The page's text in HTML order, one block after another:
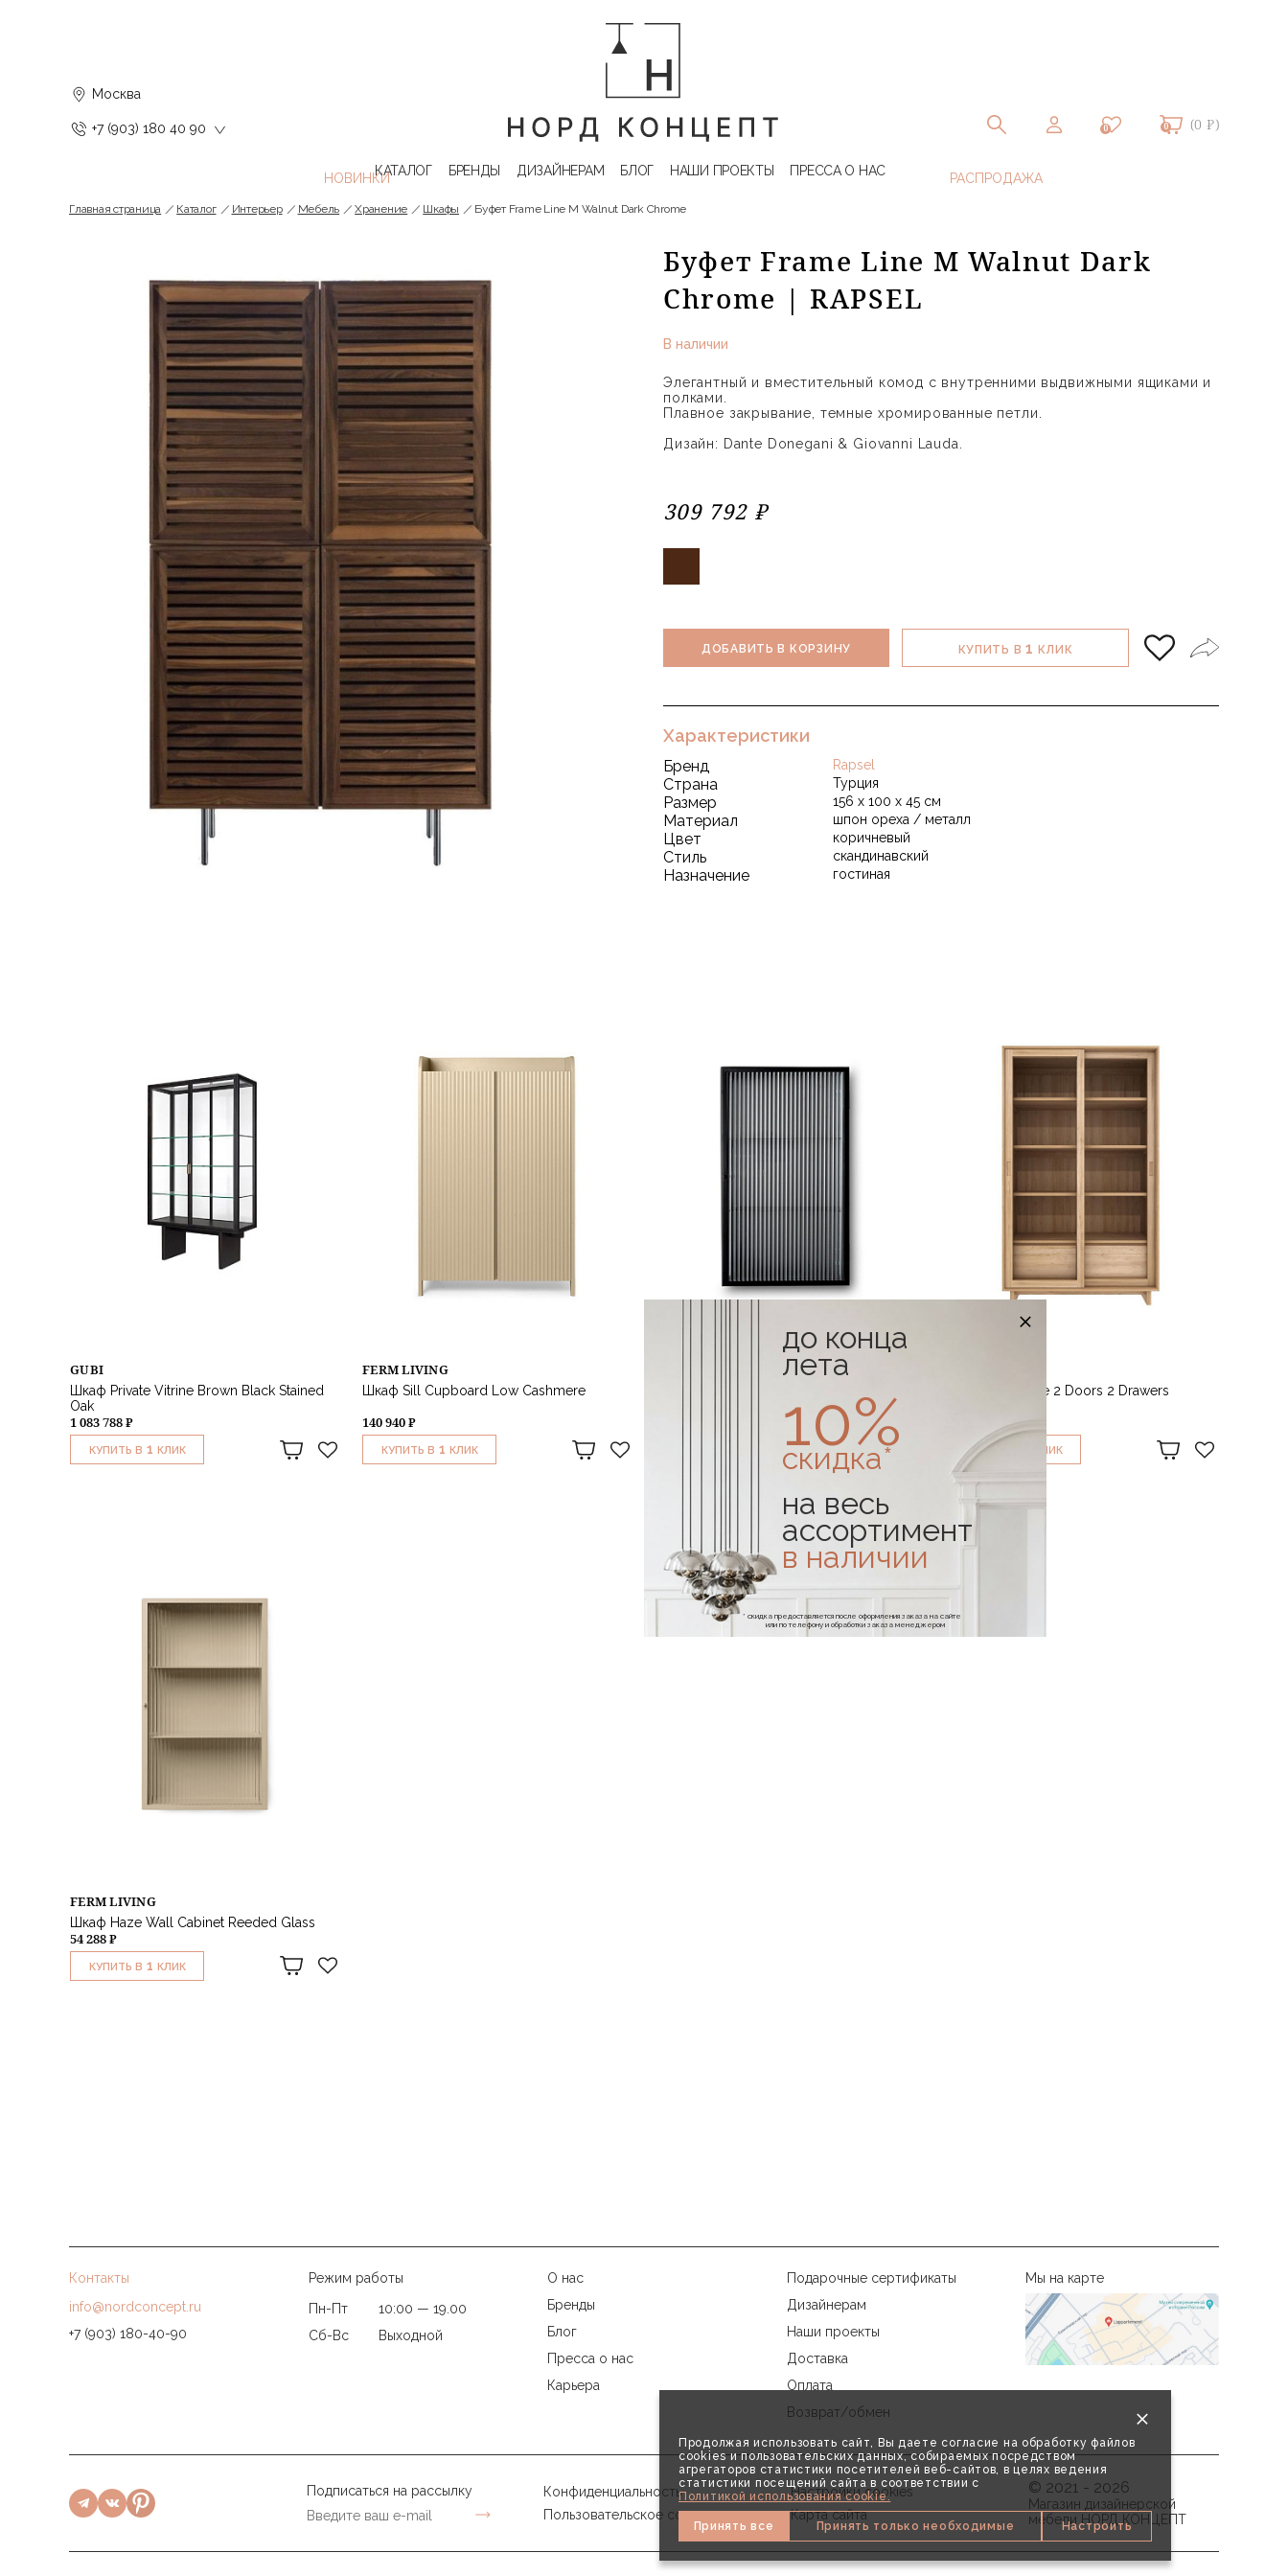
Продолжая использовать сайт, Вы даете согласие на обработку файлов
cookies и пользовательских данных, собираемых посредством
агрегаторов статистики посетителей веб-сайтов, в целях ведения
статистики посещений сайта в соответствии с
Политикой использования cookie.
Принять все Принять только необходимые Настроить
Москва
+7 (903) 180 40 90 0 0 (0 ₽)
КАТАЛОГ БРЕНДЫ ДИЗАЙНЕРАМ БЛОГ НАШИ ПРОЕКТЫ ПРЕССА О НАС
Главная страница Каталог Интерьер Мебель Хранение Шкафы Буфет Frame Line M Walnut Dark Chrome
Буфет Frame Line M Walnut Dark
Chrome | RAPSEL
В наличии
Элегантный и вместительный комод с внутренними выдвижными ящиками и
полками.
Плавное закрывание, темные хромированные петли.
Дизайн: Dante Donegani & Giovanni Lauda.
309 792 ₽
ДОБАВИТЬ В КОРЗИНУ КУПИТЬ В1 КЛИК
Характеристики
Бренд Rapsel
Страна Турция
Размер 156 х 100 х 45 см
Материал шпон ореха / металл
Цвет коричневый
Стиль скандинавский
Назначение гостиная
GUBI
Шкаф Private Vitrine Brown Black Stained
Oak
1 083 788 ₽
КУПИТЬ В 1 КЛИК
FERM LIVING
Шкаф Sill Cupboard Low Cashmere
140 940 ₽
КУПИТЬ В 1 КЛИК
Шкаф Oak Wave 2 Doors 2 Drawers
КУПИТЬ В КЛИК
FERM LIVING
Шкаф Haze Wall Cabinet Reeded Glass
54 288 ₽
КУПИТЬ В 1 КЛИК
до конца
лета
10%
скидка*
на весь
ассортимент
в наличии
* скидка предоставляется после оформления заказа на сайте
или по телефону и обработки заказа менеджером
Контакты
info@nordconcept.ru
+7 (903) 180-40-90
Режим работы
Пн-Пт
10:00 — 19.00
Сб-Вс
Выходной
Мы на карте
О нас
Подарочные сертификаты
Бренды
Дизайнерам
Блог
Наши проекты
Пресса о нас
Доставка
Карьера
Оплата
Возврат/обмен
Подписаться на рассылку
Конфиденциальность
Пользовательское соглашение
Настройки cookies
Карта сайта
© 2021 - 2026
Магазин дизайнерской
мебели НОРД КОНЦЕПТ